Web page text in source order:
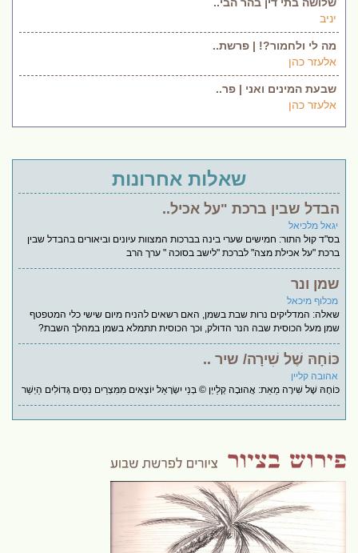
יניב
מה לי ולחמור?! | פרשת..
אלעזר כהן
שבעת המינים ואני | פר..
אלעזר כהן
שאלות אחרונות
הבדל שבין ברכת "על אכיל..
יגאל מלכיאל
בס"ד קול התור: חמישים שערי בינה בברכות המצוות עיונים וביאורים בהבדל שבין
ברכת "על אכילת מצה" לברכת "לישב בסוכה " ערך הרב
שמן ונר
מכלוף מיכאל
שאלה: המדליקים נרות שבת בשמן, האם רשאים להניח מיום שישי כלי המטפטף
שמן מעל הכוסית שבה הנר הדולק, וכך הכוסית תתמלא בשמן במהלך השבת?
כּוֹחָהּ שֶׁל שִׁירָה/ שיר ..
אהובה קליין
כּוֹחָהּ שֶׁל שִׁירָה מֵאֵת: אֲהוּבָה קְלַייְן © בְּנֵי יִשְׂרָאֵל יוֹצְאִים מִמִּצְרַיִם נִסִּים גְּדוֹלִים הַיְשַׁר